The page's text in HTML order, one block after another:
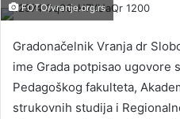
FOTO/vranje.org.rs
Gradonačelnik Vranja dr
ime Grada potpisao ugovore
Pedagoškog fakulteta,
strukovnih studija i